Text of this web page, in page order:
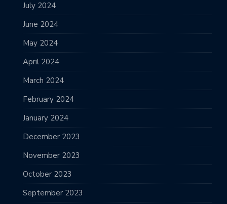
July 2024
June 2024
May 2024
April 2024
March 2024
February 2024
January 2024
December 2023
November 2023
October 2023
September 2023